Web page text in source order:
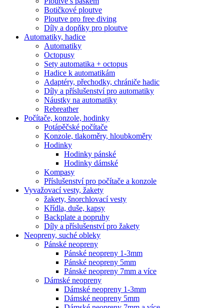
Botičkové ploutve
Ploutve pro free diving
Díly a dopňky pro ploutve
Automatiky, hadice
Automatiky
Octopusy
Sety automatika + octopus
Hadice k automatikám
Adaptéry, přechodky, chrániče hadic
Díly a příslušenství pro automatiky
Náustky na automatiky
Rebreather
Počítače, konzole, hodinky
Potápěčské počítače
Konzole, tlakoměry, hloubkoměry
Hodinky
Hodinky pánské
Hodinky dámské
Kompasy
Příslušenství pro počítače a konzole
Vyvažovací vesty, žakety
žakety, šnorchlovací vesty
Křídla, duše, kapsy
Backplate a popruhy
Díly a příslušenství pro žakety
Neopreny, suché obleky
Pánské neopreny
Pánské neopreny 1-3mm
Pánské neopreny 5mm
Pánské neopreny 7mm a více
Dámské neopreny
Dámské neopreny 1-3mm
Dámské neopreny 5mm